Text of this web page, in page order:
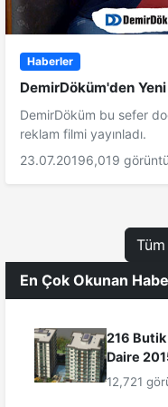
Haberler
DemirDöküm'den
DemirDöküm bu sefer
reklam filmi yayınladı.
23.07.20196,019
En Çok Okunan
216 Butik
Daire
12,721